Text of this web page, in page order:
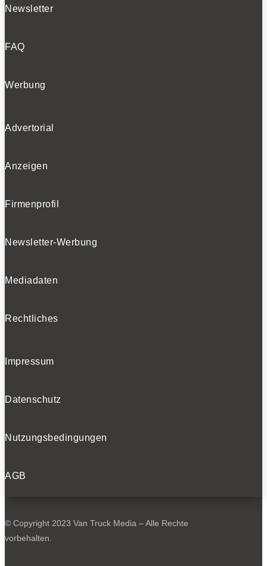
Newsletter
FAQ
Werbung
Advertorial
Anzeigen
Firmenprofil
Newsletter-Werbung
Mediadaten
Rechtliches
Impressum
Datenschutz
Nutzungsbedingungen
AGB
© Copyright 2023 Van Truck Media – Alle Rechte
vorbehalten.